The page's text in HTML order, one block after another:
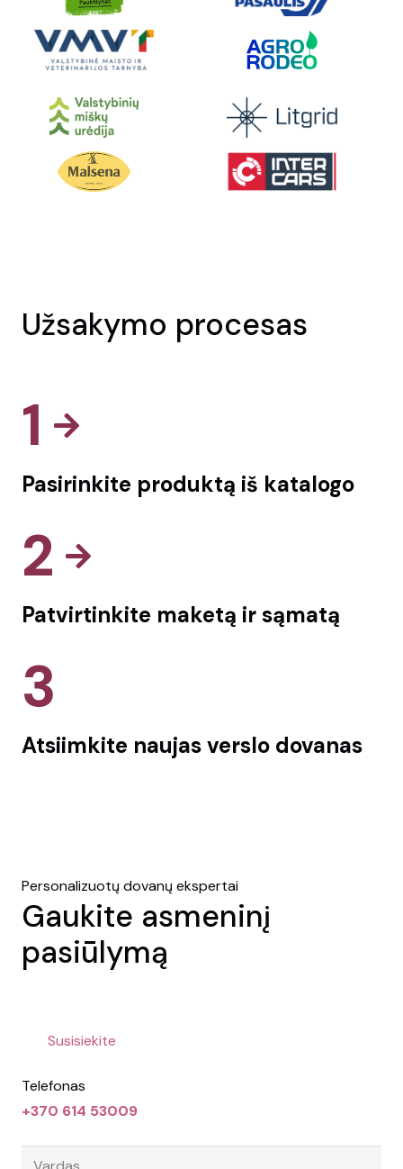
Užsakymo procesas
1
Pasirinkite produktą iš katalogo
2
Patvirtinkite maketą ir sąmatą
3
Atsiimkite naujas verslo dovanas
Personalizuotų dovanų ekspertai
Gaukite asmeninį
pasiūlymą
Susisiekite
Telefonas
+370 614 53009